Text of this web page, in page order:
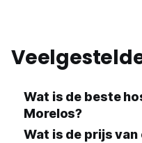
Wat is de beste
Morelos?
Wat is de prijs van